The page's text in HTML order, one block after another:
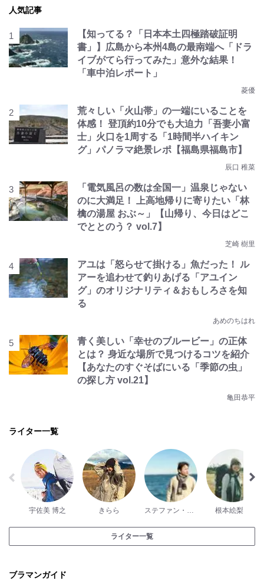
人気記事
【知ってる？「日本本土四極踏破証明
書」】広島から本州4島の最南端へ「ドラ
イブがてら行ってみた」意外な結果！
「車中泊レポート」
菱優
荒々しい「火山帯」の一端にいることを
体感！ 登頂約10分でも大迫力「吾妻小富
士」火口を1周する「1時間半ハイキン
グ」パノラマ絶景レポ【福島県福島市】
辰口 稚菜
「電気風呂の数は全国一」温泉じゃない
のに大満足！ 上高地帰りに寄りたい「林
檎の湯屋 おぶ～」【山帰り、今日はどこ
でととのう？ vol.7】
芝崎 樹里
アユは「怒らせて掛ける」魚だった！ ル
アーを追わせて釣りあげる「アユイン
グ」のオリジナリティ＆おもしろさを知
る
あめのちはれ
青く美しい「幸せのブルービー」の正体
とは？ 身近な場所で見つけるコツを紹介
【あなたのすぐそばにいる「季節の虫」
の探し方 vol.21】
亀田恭平
ライター一覧
宇佐美 博之 きらら ステファン・ダントン 根本絵梨子
ライター一覧
ブラマンガイド